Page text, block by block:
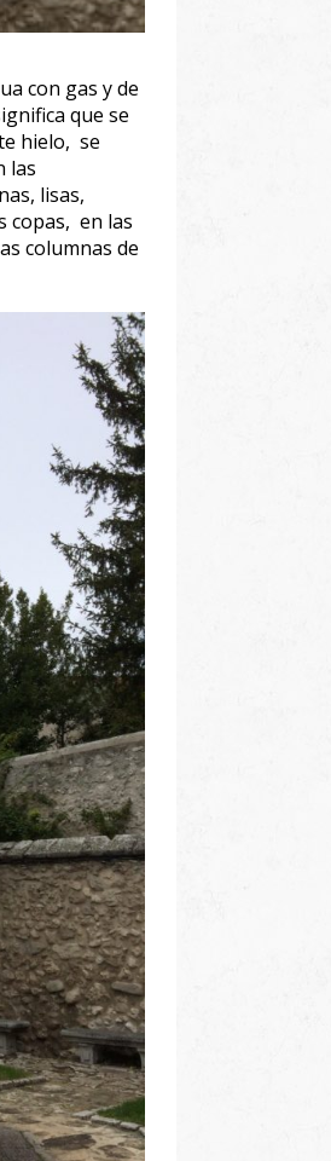
con gas y de
que se
hielo, se
las
lisas,
copas, en las
columnas de